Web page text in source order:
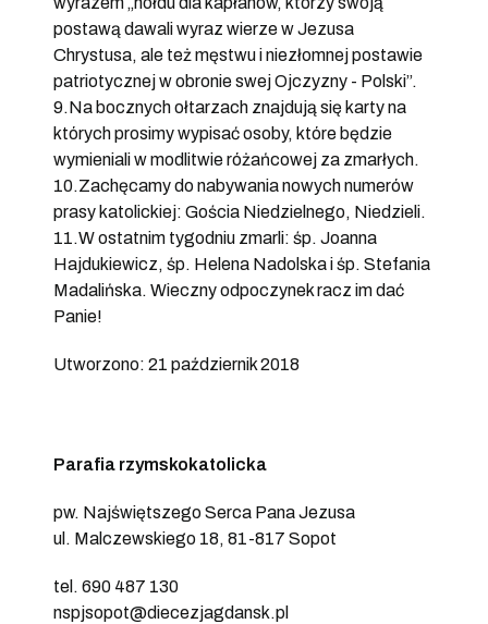
postawą dawali wyraz wierze w Jezusa
Chrystusa, ale też męstwu i niezłomnej postawie
patriotycznej w obronie swej Ojczyzny - Polski”.
9.Na bocznych ołtarzach znajdują się karty na
których prosimy wypisać osoby, które będzie
wymieniali w modlitwie różańcowej za zmarłych.
10.Zachęcamy do nabywania nowych numerów
prasy katolickiej: Gościa Niedzielnego, Niedzieli.
11.W ostatnim tygodniu zmarli: śp. Joanna
Hajdukiewicz, śp. Helena Nadolska i śp. Stefania
Madalińska. Wieczny odpoczynek racz im dać
Panie!
Utworzono: 21 październik 2018
Parafia rzymskokatolicka
pw. Najświętszego Serca Pana Jezusa
ul. Malczewskiego 18, 81-817 Sopot
tel. 690 487 130
nspjsopot@diecezjagdansk.pl